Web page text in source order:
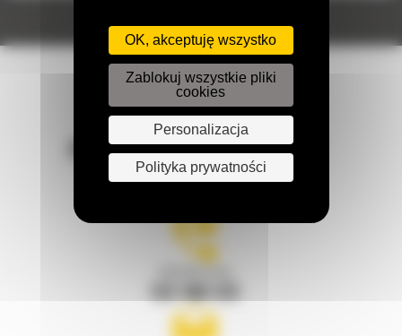
POZOSTAŃMY W KONTAKCIE
Zadzwoń do nas
OK, akceptuję wszystko
Zablokuj wszystkie pliki
cookies
Personalizacja
Polityka prywatności